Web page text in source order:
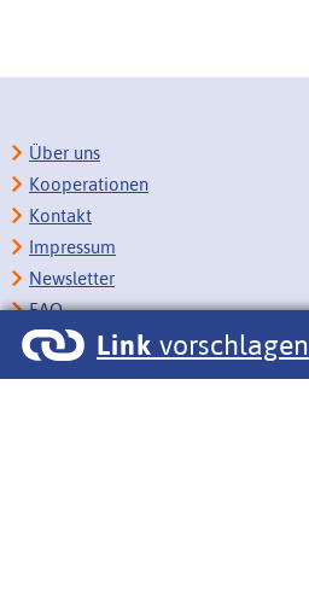
Link vorschlagen
Über uns
Kooperationen
Kontakt
Impressum
Newsletter
FAQ
Copyright